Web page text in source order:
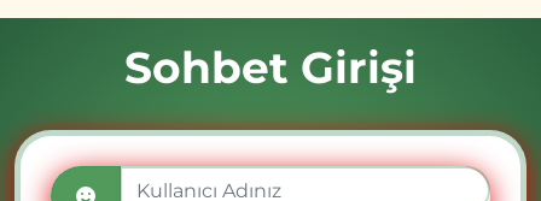
Sohbet Girişi